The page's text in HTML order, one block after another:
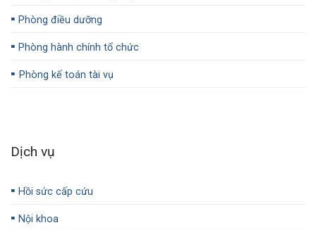
▪️ Phòng điều dưỡng
▪️ Phòng hành chính tổ chức
▪️ Phòng kế toán tài vụ
Dịch vụ
▪️ Hồi sức cấp cứu
▪️ Nội khoa